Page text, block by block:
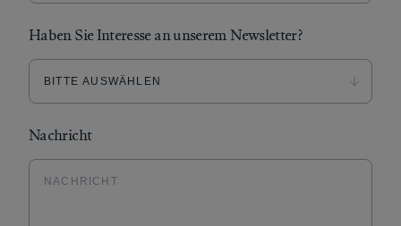
Haben Sie Interesse an unserem Newsletter?
Nachricht